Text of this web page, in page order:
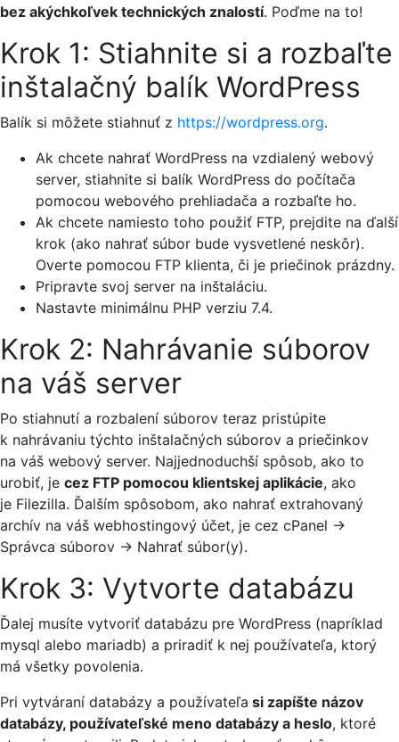
bez akýchkoľvek technických znalostí. Poďme na to!
Krok 1: Stiahnite si a rozbaľte
inštalačný balík WordPress
Balík si môžete stiahnuť z https://wordpress.org.
Ak chcete nahrať WordPress na vzdialený webový
server, stiahnite si balík WordPress do počítača
pomocou webového prehliadača a rozbaľte ho.
Ak chcete namiesto toho použiť FTP, prejdite na ďalší
krok (ako nahrať súbor bude vysvetlené neskôr).
Overte pomocou FTP klienta, či je priečinok prázdny.
Pripravte svoj server na inštaláciu.
Nastavte minimálnu PHP verziu 7.4.
Krok 2: Nahrávanie súborov
na váš server
Po stiahnutí a rozbalení súborov teraz pristúpite
k nahrávaniu týchto inštalačných súborov a priečinkov
na váš webový server. Najjednoduchší spôsob, ako to
urobiť, je cez FTP pomocou klientskej aplikácie, ako
je Filezilla. Ďalším spôsobom, ako nahrať extrahovaný
archív na váš webhostingový účet, je cez cPanel ->
Správca súborov -> Nahrať súbor(y).
Krok 3: Vytvorte databázu
Ďalej musíte vytvoriť databázu pre WordPress (napríklad
mysql alebo mariadb) a priradiť k nej používateľa, ktorý
má všetky povolenia.
Pri vytváraní databázy a používateľa si zapíšte názov
databázy, používateľské meno databázy a heslo, ktoré